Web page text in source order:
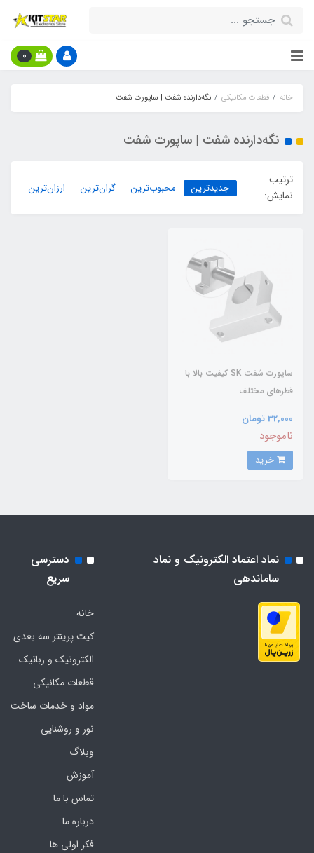
0
خانه قطعات مکانیکی نگه‌دارنده شفت | ساپورت شفت
نگه‌دارنده شفت | ساپورت شفت
ترتیب
نمایش:
جدیدترین محبوب‌ترین گران‌ترین ارزان‌ترین
ساپورت شفت SK کیفیت بالا با
قطرهای مختلف
32,000 تومان
ناموجود
نماد اعتماد الکترونیک و نماد
ساماندهی
دسترسی
سریع
خانه
کیت پرینتر سه بعدی
الکترونیک و رباتیک
قطعات مکانیکی
مواد و خدمات ساخت
نور و روشنایی
وبلاگ
آموزش
تماس با ما
درباره ما
فکر اولی ها